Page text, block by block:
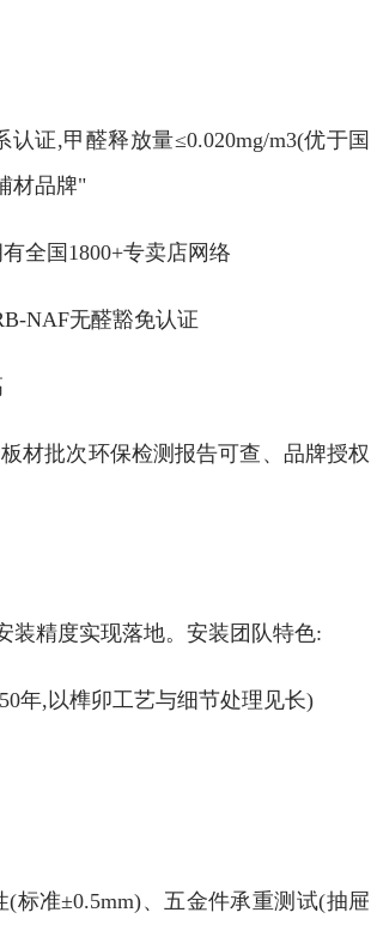
证,甲醛释放量≤0.020mg/m3(优于国
材品牌"
全国1800+专卖店网络
NAF无醛豁免认证
批次环保检测报告可查、品牌授权
精度实现落地。安装团队特色:
,以榫卯工艺与细节处理见长)
准±0.5mm)、五金件承重测试(抽屉